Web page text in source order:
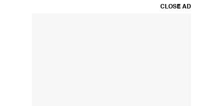
CLOSE AD